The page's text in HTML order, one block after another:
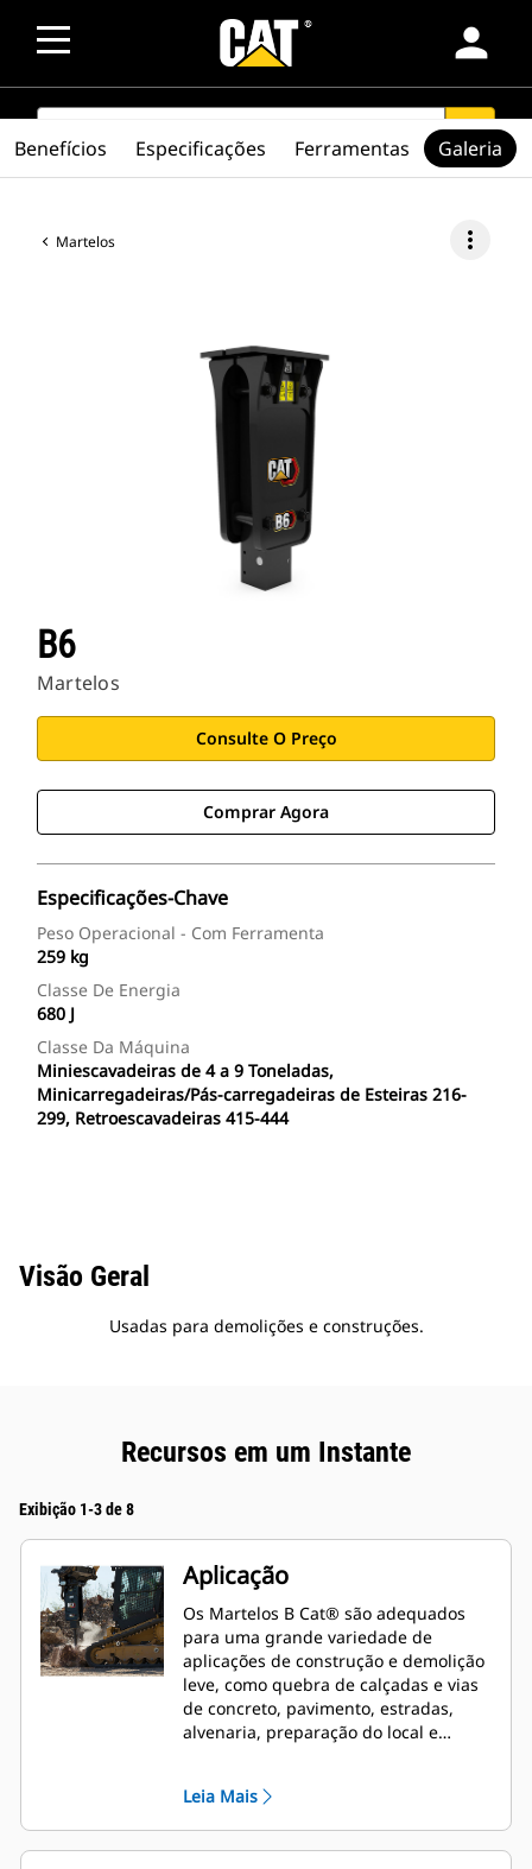
person
SEARCH search
Martelos more_vert
B6
Martelos
Consulte O Preço
Comprar Agora
Especificações-Chave
Peso Operacional - Com Ferramenta
259 kg
Classe De Energia
680 J
Classe Da Máquina
Miniescavadeiras de 4 a 9 Toneladas,
Minicarregadeiras/Pás-carregadeiras de Esteiras 216-
299, Retroescavadeiras 415-444
Benefícios Especificações Ferramentas Galeria
Visão Geral
Usadas para demolições e construções.
Recursos em um Instante
Exibição 1-3 de 8
Aplicação
Os Martelos B Cat® são adequados
para uma grande variedade de
aplicações de construção e demolição
leve, como quebra de calçadas e vias
de concreto, pavimento, estradas,
alvenaria, preparação do local e
elétrica.
Leia Mais